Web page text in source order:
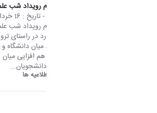
اطلاعیه ثبت نام رویداد شب
- تاریخ : 16 خرداد 1405
اطلاعیه ثبت نام رویداد شب
اراک در نظر دارد در راستای
گسترش ارتباط میان دانشگاه
فضای تعامل و هم افزایی
پژوهشگران و دانشجویان...
اطلاعیه ها